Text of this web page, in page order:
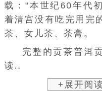
载：“本世纪60年代
着清宫没有吃完用完
茶 、女儿茶、茶膏。
完整的贡茶普洱
读..
+展开阅